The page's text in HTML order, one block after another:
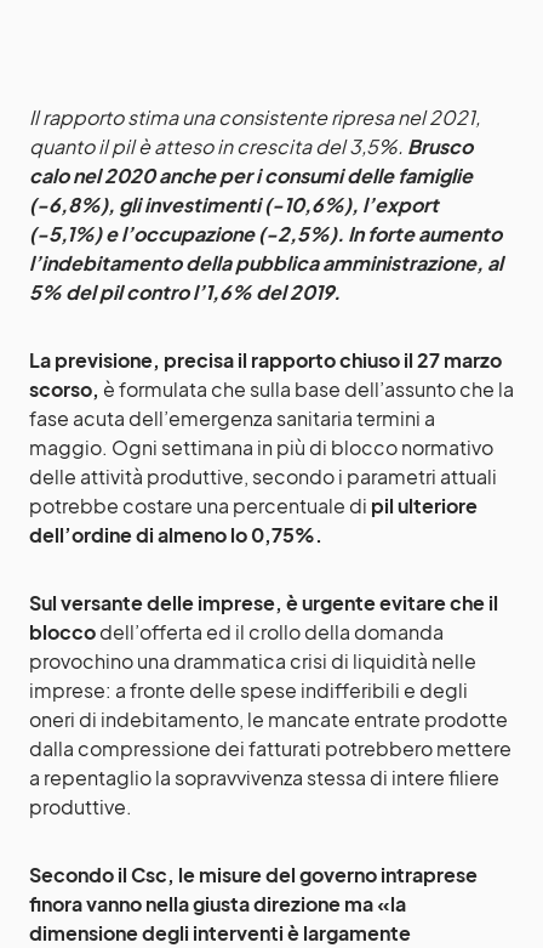
Il rapporto stima una consistente ripresa nel 2021,
quanto il pil è atteso in crescita del 3,5%. Brusco
calo nel 2020 anche per i consumi delle famiglie
(-6,8%), gli investimenti (-10,6%), l’export
(-5,1%) e l’occupazione (-2,5%). In forte aumento
l’indebitamento della pubblica amministrazione, al
5% del pil contro l’1,6% del 2019.
La previsione, precisa il rapporto chiuso il 27 marzo
scorso, è formulata che sulla base dell’assunto che la
fase acuta dell’emergenza sanitaria termini a
maggio. Ogni settimana in più di blocco normativo
delle attività produttive, secondo i parametri attuali
potrebbe costare una percentuale di pil ulteriore
dell’ordine di almeno lo 0,75%.
Sul versante delle imprese, è urgente evitare che il
bloccodell’offerta ed il crollo della domanda
provochino una drammatica crisi di liquidità nelle
imprese: a fronte delle spese indifferibili e degli
oneri di indebitamento, le mancate entrate prodotte
dalla compressione dei fatturati potrebbero mettere
a repentaglio la sopravvivenza stessa di intere filiere
produttive.
Secondo il Csc, le misure del governo intraprese
finora vanno nella giusta direzione ma «la
dimensione degli interventi è largamente